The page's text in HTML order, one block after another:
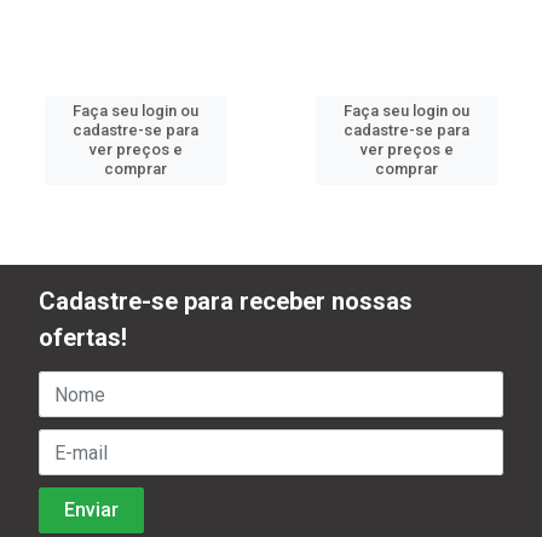
Faça seu login ou
cadastre-se para
ver preços e
comprar
Faça seu login ou
cadastre-se para
ver preços e
comprar
Cadastre-se para receber nossas
ofertas!